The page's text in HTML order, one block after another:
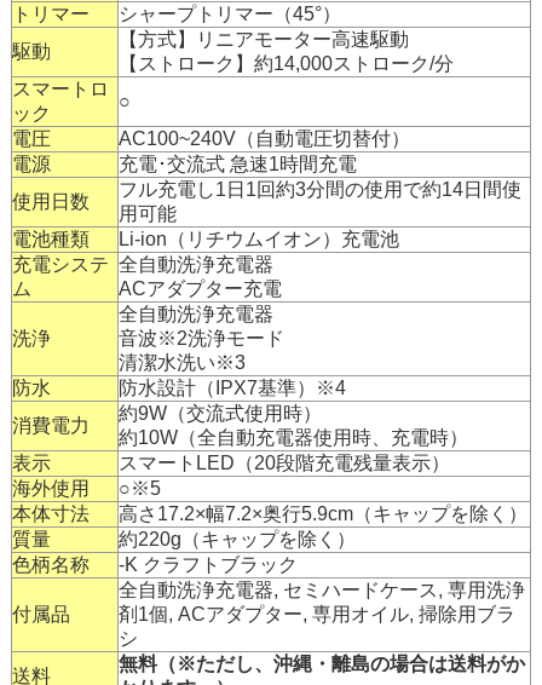
トリマー
シャープトリマー（45°）
駆動
【方式】リニアモーター高速駆動
【ストローク】約14,000ストローク/分
スマートロ
ック
○
電圧
AC100~240V（自動電圧切替付）
電源
充電･交流式 急速1時間充電
使用日数
フル充電し1日1回約3分間の使用で約14日間使
用可能
電池種類
Li-ion（リチウムイオン）充電池
充電システ
ム
全自動洗浄充電器
ACアダプター充電
洗浄
全自動洗浄充電器
音波※2洗浄モード
清潔水洗い※3
防水
防水設計（IPX7基準）※4
消費電力
約9W（交流式使用時）
約10W（全自動充電器使用時、充電時）
表示
スマートLED（20段階充電残量表示）
海外使用
○※5
本体寸法
高さ17.2×幅7.2×奥行5.9cm（キャップを除く）
質量
約220g（キャップを除く）
色柄名称
-K クラフトブラック
付属品
全自動洗浄充電器, セミハードケース, 専用洗浄
剤1個, ACアダプター, 専用オイル, 掃除用ブラ
シ
送料
無料（※ただし、沖縄・離島の場合は送料がか